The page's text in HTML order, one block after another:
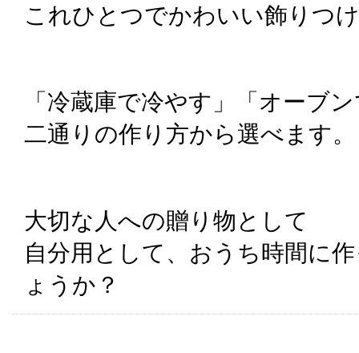
これひとつでかわいい飾りつ
「冷蔵庫で冷やす」「オーブ
二通りの作り方から選べます。
大切な人への贈り物として
自分用として、おうち時間に
ょうか？